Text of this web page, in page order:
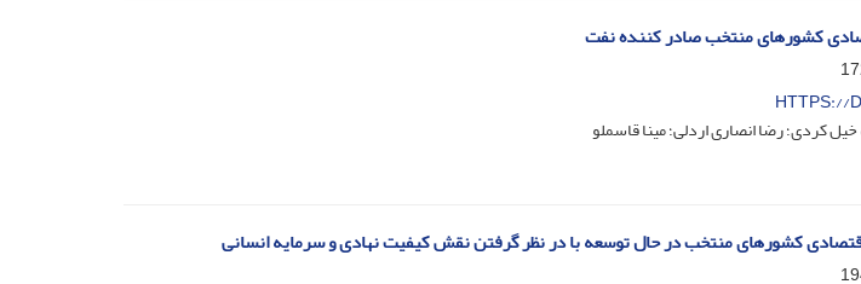
کشورهای منتخب صادر کننده نفت
HTTPS://
کردی؛ رضا انصاری اردلی؛ مینا قاسملو
کشورهای منتخب در حال توسعه با در نظر گرفتن نقش کیفیت نهادی و سرمایه انسانی